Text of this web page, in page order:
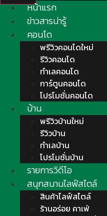
หน้าแรก
ข่าวสารน่ารู้
คอนโด
พรีวิวคอนโดใหม่
รีวิวคอนโด
ทำเลคอนโด
การ์ตูนคอนโด
โปรโมชั่นคอนโด
บ้าน
พรีวิวบ้านใหม่
รีวิวบ้าน
ทำเลบ้าน
โปรโมชั่นบ้าน
รายการวิดีโอ
สนุกสนานไลฟ์สไตล์
สินค้าไลฟ์สไตล์
ร้านอร่อย คาเฟ่